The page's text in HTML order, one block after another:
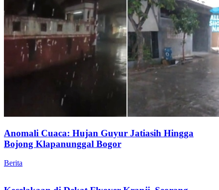
Anomali Cuaca: Hujan Guyur Jatiasih Hingga
Bojong Klapanunggal Bogor
Berita